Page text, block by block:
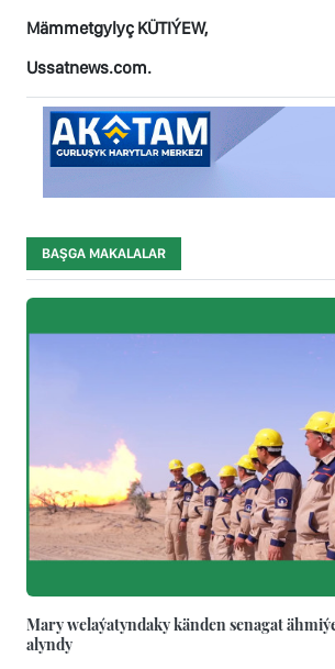
Mämmetgylyç KÜTIÝEW,
Ussatnews.com.
BAŞGA MAKALALAR
Mary welaýatyndaky känden senagat
alyndy